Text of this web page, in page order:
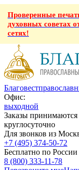
Проверенные
духовных советах
сетях!
Благовест
Офис:
выходной
Заказы принимаются
круглосуточно
Для звонков из
+7 (495) 374-50-72
Бесплатно по России
8 (800) 333-11-78